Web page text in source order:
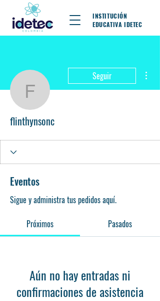
INSTITUCIÓN
EDUCATIVA IDETEC
flinthynsonc
Seguir
flinthynsonc
Eventos
Sigue y administra tus pedidos aquí.
Próximos
Pasados
Aún no hay entradas ni
confirmaciones de asistencia